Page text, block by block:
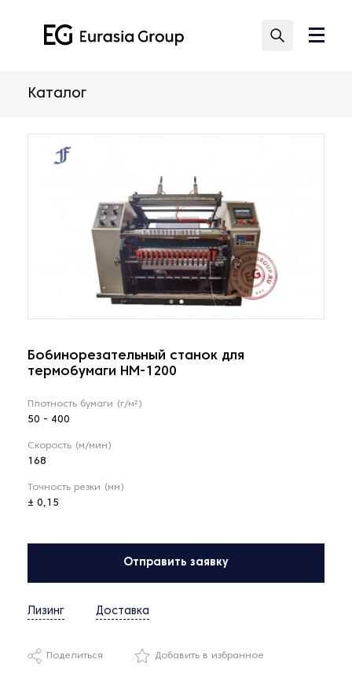
Каталог
Бобинорезательный станок для
термобумаги HM-1200
Плотность бумаги (г/м²)
50 - 400
Скорость (м/мин)
168
Точность резки (мм)
± 0,15
Отправить заявку
Лизинг Доставка
Поделиться Добавить в избранное